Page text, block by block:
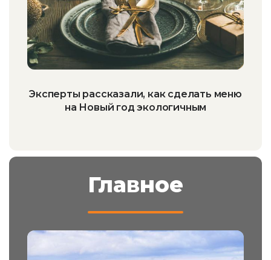
Эксперты рассказали, как сделать меню
на Новый год экологичным
Главное